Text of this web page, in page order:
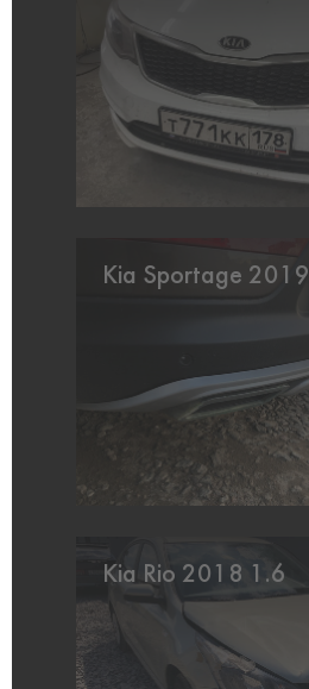
Kia Sportage 2019
Kia Rio 2018 1.6